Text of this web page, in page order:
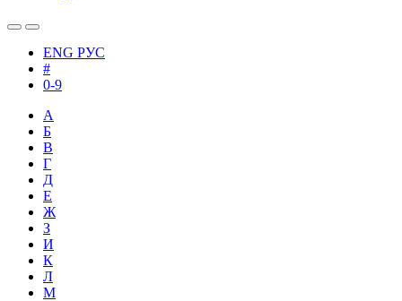
ENG РУС
#
0-9
А
Б
В
Г
Д
Е
Ж
З
И
К
Л
М